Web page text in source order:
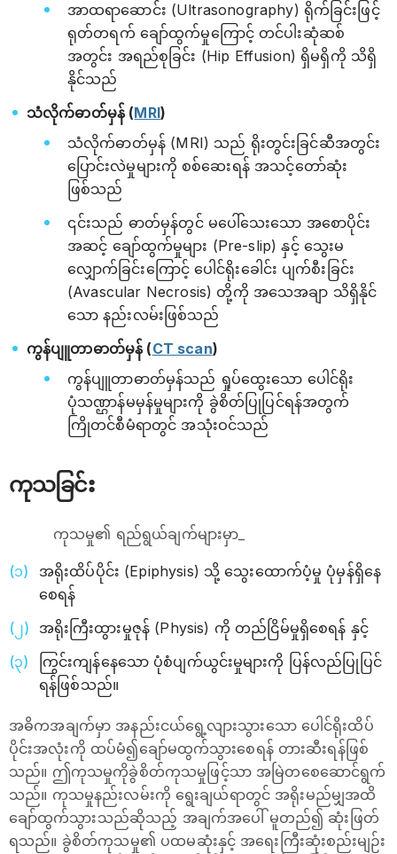
အာထရာဆောင်း (Ultrasonography) ရိုက်ခြင်းဖြင့်
ရုတ်တရက် ချော်ထွက်မှုကြောင့် တင်ပါးဆုံဆစ်
အတွင်း အရည်စုခြင်း (Hip Effusion) ရှိမရှိကို သိရှိ
နိုင်သည်
သံလိုက်ဓာတ်မှန် (MRI)
သံလိုက်ဓာတ်မှန် (MRI) သည် ရိုးတွင်းခြင်ဆီအတွင်း
ပြောင်းလဲမှုများကို စစ်ဆေးရန် အသင့်တော်ဆုံး
ဖြစ်သည်
၎င်းသည် ဓာတ်မှန်တွင် မပေါ်သေးသော အစောပိုင်း
အဆင့် ချော်ထွက်မှုများ (Pre-slip) နှင့် သွေးမ
လျှောက်ခြင်းကြောင့် ပေါင်ရိုးခေါင်း ပျက်စီးခြင်း
(Avascular Necrosis) တို့ကို အသေအချာ သိရှိနိုင်
သော နည်းလမ်းဖြစ်သည်
ကွန်ပျူတာဓာတ်မှန် (CT scan)
ကွန်ပျူတာဓာတ်မှန်သည် ရှုပ်ထွေးသော ပေါင်ရိုး
ပုံသဏ္ဌာန်မမှန်မှုများကို ခွဲစိတ်ပြုပြင်ရန်အတွက်
ကြိုတင်စီမံရာတွင် အသုံးဝင်သည်
ကုသခြင်း
ကုသမှု၏ ရည်ရွယ်ချက်များမှာ_
အရိုးထိပ်ပိုင်း (Epiphysis) သို့ သွေးထောက်ပံ့မှု ပုံမှန်ရှိနေ
စေရန်
အရိုးကြီးထွားမှုဇုန် (Physis) ကို တည်ငြိမ်မှုရှိစေရန် နှင့်
ကြွင်းကျန်နေသော ပုံစံပျက်ယွင်းမှုများကို ပြန်လည်ပြုပြင်
ရန်ဖြစ်သည်။
အဓိကအချက်မှာ အနည်းငယ်ရွေ့လျားသွားသော ပေါင်ရိုးထိပ်
ပိုင်းအလုံးကို ထပ်မံ၍ချော်မထွက်သွားစေရန် တားဆီးရန်ဖြစ်
သည်။ ဤကုသမှုကိုခွဲစိတ်ကုသမှုဖြင့်သာ အမြဲတစေဆောင်ရွက်
သည်။ ကုသမှုနည်းလမ်းကို ရွေးချယ်ရာတွင် အရိုးမည်မျှအထိ
ချော်ထွက်သွားသည်ဆိုသည့် အချက်အပေါ် မူတည်၍ ဆုံးဖြတ်
ရသည်။ ခွဲစိတ်ကုသမှု၏ ပထမဆုံးနှင့် အရေးကြီးဆုံးစည်းမျဉ်း